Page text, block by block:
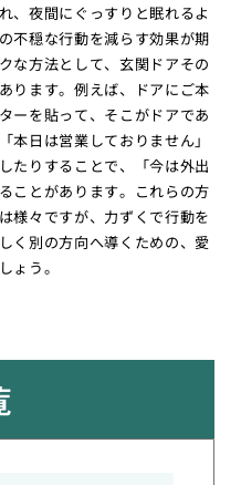
、夜間にぐっすりと眠れるよ
不穏な行動を減らす効果が期
な方法として、玄関ドアその
ります。例えば、ドアにご本
ーを貼って、そこがドアであ
本日は営業しておりません」
たりすることで、「今は外出
ことがあります。これらの方
様々ですが、力ずくで行動を
く別の方向へ導くための、愛
ょう。